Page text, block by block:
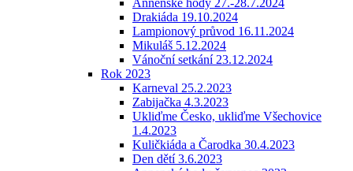
Annenské hody 27.-28.7.2024
Drakiáda 19.10.2024
Lampionový průvod 16.11.2024
Mikuláš 5.12.2024
Vánoční setkání 23.12.2024
Rok 2023
Karneval 25.2.2023
Zabijačka 4.3.2023
Ukliďme Česko, ukliďme Všechovice
1.4.2023
Kuličkiáda a Čarodka 30.4.2023
Den dětí 3.6.2023